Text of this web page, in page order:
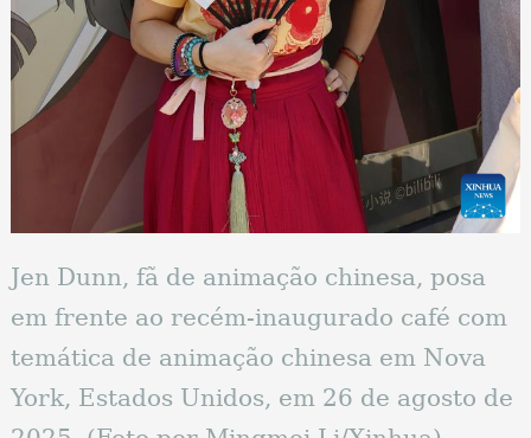
Jen Dunn, fã de animação chinesa, posa
em frente ao recém-inaugurado café com
temática de animação chinesa em Nova
York, Estados Unidos, em 26 de agosto de